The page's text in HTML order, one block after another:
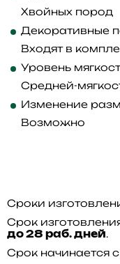
Хвойных пород
Декоративные
Входят в
Уровень
Средней-
Изменение
Возможно
Сроки
Срок
до 28 раб. дней.
Срок начинается